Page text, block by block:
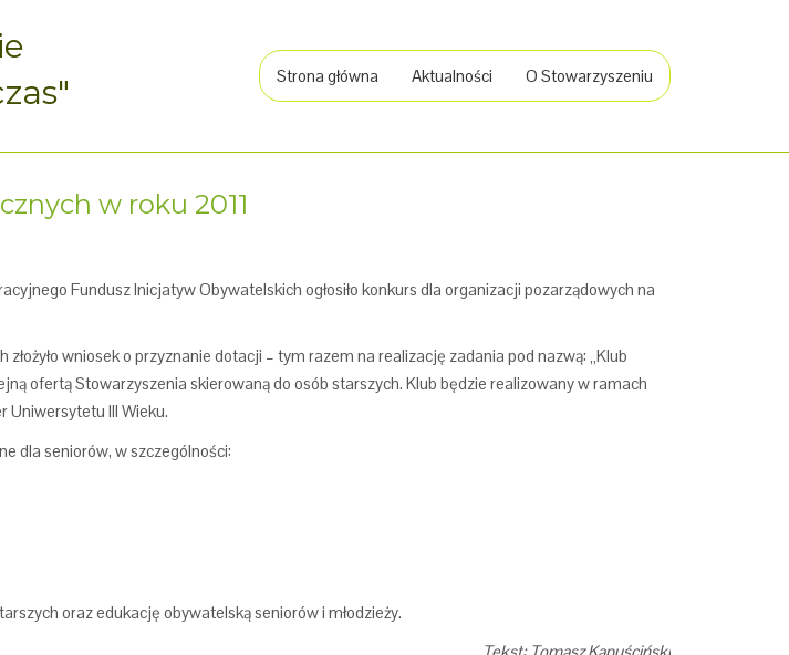
Strona główna Aktualności O Stowarzyszeniu
w roku 2011
Fundusz Inicjatyw Obywatelskich ogłosiło konkurs dla organizacji pozarządowych na
wniosek o przyznanie dotacji – tym razem na realizację zadania pod nazwą: „Klub
ofertą Stowarzyszenia skierowaną do osób starszych. Klub będzie realizowany w ramach
Uniwersytetu III Wieku.
dla seniorów, w szczególności:
oraz edukację obywatelską seniorów i młodzieży.